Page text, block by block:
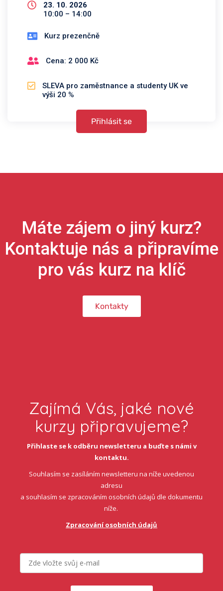
23. 10. 2026
10:00 – 14:00
Kurz prezenčně
Cena: 2 000 Kč
SLEVA pro zaměstnance a studenty UK ve
výši 20 %
Přihlásit se
Máte zájem o jiný kurz?
Kontaktuje nás a připravíme
pro vás kurz na klíč
Kontakty
Zajímá Vás, jaké nové
kurzy připravujeme?
Přihlaste se k odběru newsletteru a buďte s námi v
kontaktu.
Souhlasím se zasíláním newsletteru na níže uvedenou
adresu
a souhlasím se zpracováním osobních údajů dle dokumentu
níže.
Zpracování osobních údajů